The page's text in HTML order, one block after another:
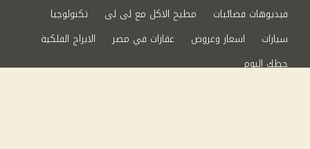
فيديوهات فضائيات
مطبخ الاكل مع لى لى
تكنولوجيا
سيارات
اسعار وعروض عقارات في مصر
الابراج الفلكية
حظك اليوم